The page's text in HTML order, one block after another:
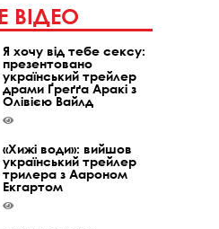
ВІДЕО
Я хочу від тебе сексу:
презентовано
український трейлер
драми Ґреґґа Аракі з
Олівією Вайлд
«Хижі води»: вийшов
український трейлер
трилера з Аароном
Екгартом